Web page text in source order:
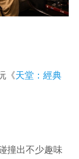
《天堂：經典
撞出不少趣味